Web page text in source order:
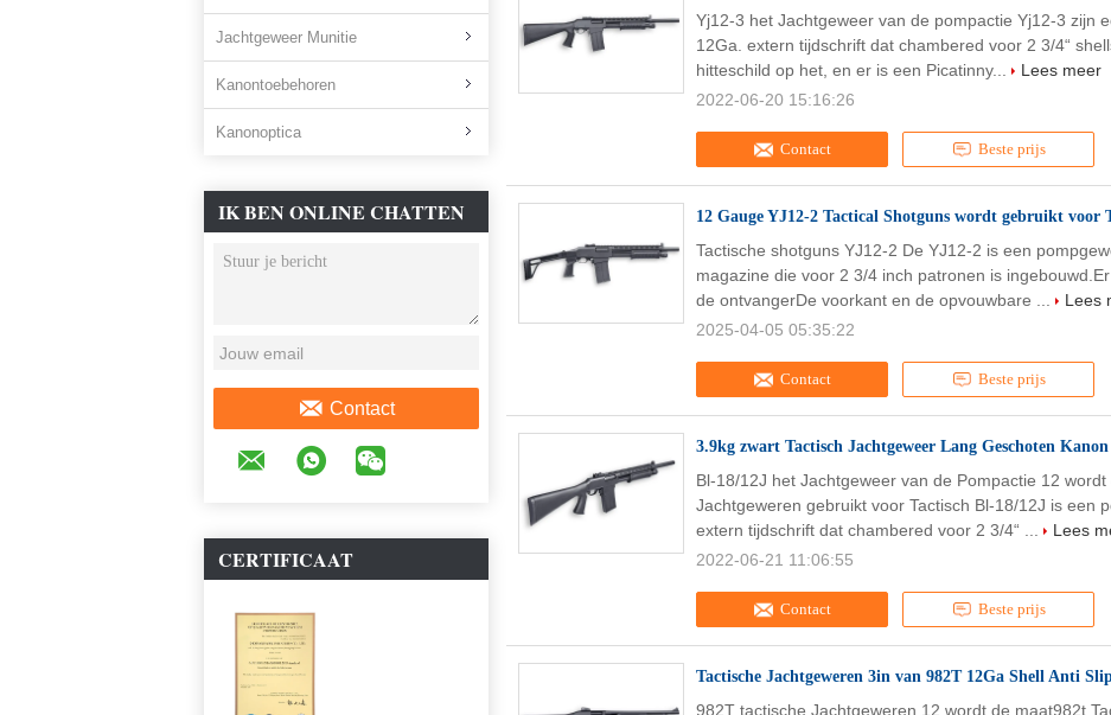
Jachtgeweer Munitie
Kanontoebehoren
Kanonoptica
IK BEN ONLINE CHATTEN
NU
Contact
CERTIFICAAT
Contact Beste prijs
Yj12-3 het Jachtgeweer van de pompactie Yj12-3 zijn
12Ga. extern tijdschrift dat chambered voor 2 3/4“
hitteschild op het, en er is een Picatinny...
Lees meer
2022-06-20 15:16:26
12 Gauge YJ12-2 Tactical Shotguns wordt gebruikt voor
Contact Beste prijs
Tactische shotguns YJ12-2 De YJ12-2 is een
magazine die voor 2 3/4 inch patronen is
de ontvangerDe voorkant en de opvouwbare ...
Lees
2025-04-05 05:35:22
3.9kg zwart Tactisch Jachtgeweer Lang Geschoten
Contact Beste prijs
Bl-18/12J het Jachtgeweer van de Pompactie 12
Jachtgeweren gebruikt voor Tactisch Bl-18/12J is een
extern tijdschrift dat chambered voor 2 3/4“ ...
Lees
2022-06-21 11:06:55
Tactische Jachtgeweren 3in van 982T 12Ga Shell Anti
982T tactische Jachtgeweren 12 wordt de maat982t